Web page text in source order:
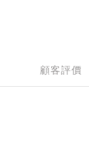
顧客評價